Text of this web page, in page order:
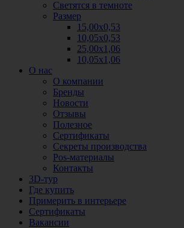
Светятся в темноте
Размер
15,00х0,53
10,05х0,53
25,00х1,06
10,05х1,06
О нас
О компании
Бренды
Новости
Отзывы
Полезное
Сертификаты
Секреты производства
Pos-материалы
Контакты
3D-тур
Где купить
Примерить в интерьере
Сертификаты
Вакансии